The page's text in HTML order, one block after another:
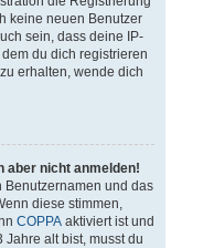
keine neuen Benutzer
sein, dass deine IP-
du dich registrieren
erhalten, wende dich
aber nicht anmelden!
Benutzernamen und das
diese stimmen,
COPPAaktiviert ist und
alt bist, musst du